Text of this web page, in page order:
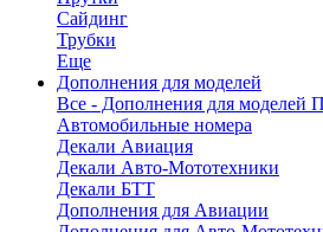
Сайдинг
Трубки
Еще
Дополнения для моделей
Все - Дополнения для моделей
Автомобильные номера
Декали Авиация
Декали Авто-Мототехники
Декали БТТ
Дополнения для Авиации